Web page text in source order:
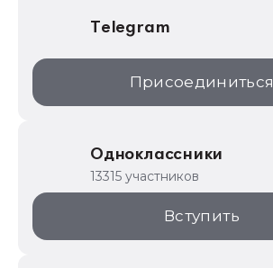
Telegram
Присоединиться
Одноклассники
13315 участников
Вступить